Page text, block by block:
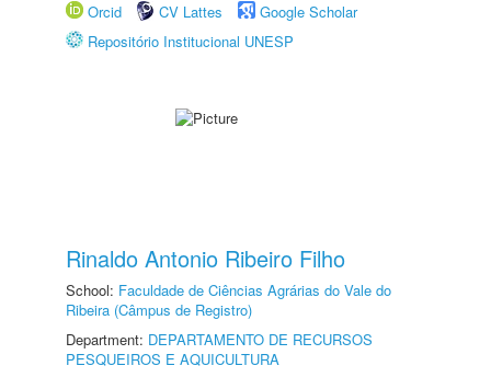
Orcid
CV Lattes
Google Scholar
Repositório Institucional UNESP
Rinaldo Antonio Ribeiro Filho
School: Faculdade de Ciências Agrárias do Vale do
Ribeira (Câmpus de Registro)
Department: DEPARTAMENTO DE RECURSOS
PESQUEIROS E AQUICULTURA